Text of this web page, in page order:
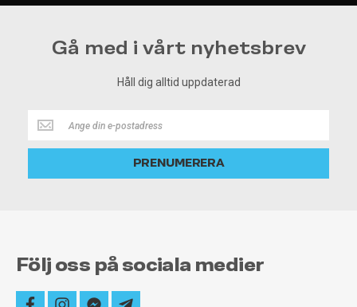
Gå med i vårt nyhetsbrev
Håll dig alltid uppdaterad
Håll
dig
alltid
PRENUMERERA
Följ oss på sociala medier